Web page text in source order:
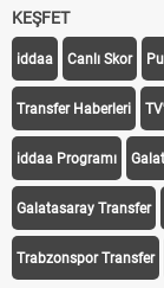
KEŞFET
iddaa Canlı Skor
Transfer Haberleri
iddaa Programı
Galatasaray Transfer
Trabzonspor Transfer